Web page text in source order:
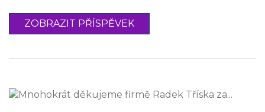
ZOBRAZIT PŘÍSPĚVEK